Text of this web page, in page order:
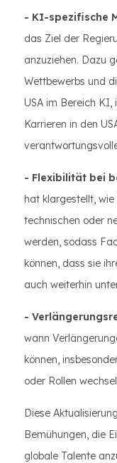
- KI-spezifische
das Ziel der
anzuziehen. Dazu
Wettbewerbs und
USA im Bereich
Karrieren in den
- Flexibilität bei
hat klargestellt,
technischen oder
werden, sodass
können, dass sie
auch weiterhin
-
wann
können,
oder Rollen
Diese
Bemühungen, die
globale Talente